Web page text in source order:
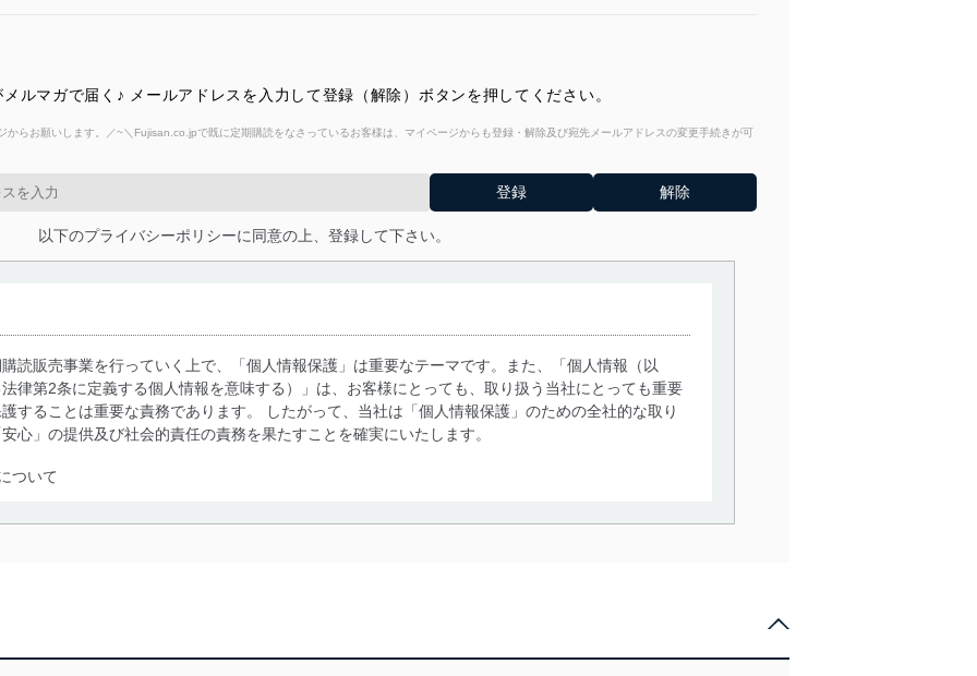
ルマガで届く♪ メールアドレスを入力して登録（解除）ボタンを押してください。
らお願いします。／~＼Fujisan.co.jpで既に定期購読をなさっているお客様は、マイページからも登録・解除及び宛先メールアドレスの変更手続きが可
以下のプライバシーポリシーに同意の上、登録して下さい。
読販売事業を行っていく上で、「個人情報保護」は重要なテーマです。また、「個人情報（以
律第2条に定義する個人情報を意味する）」は、お客様にとっても、取り扱う当社にとっても重要
することは重要な責務であります。 したがって、当社は「個人情報保護」のための全社的な取り
心」の提供及び社会的責任の責務を果たすことを確実にいたします。
ついて
・提供に際して、その利用目的を明確にし、本人の同意を得たうえで利用目的の達成に必要な範